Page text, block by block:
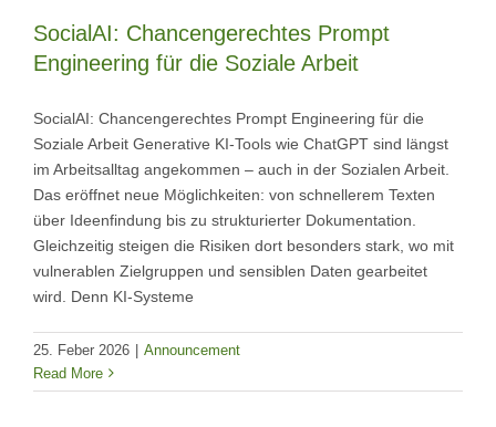
SocialAI: Chancengerechtes Prompt
Engineering für die Soziale Arbeit
SocialAI: Chancengerechtes Prompt Engineering für die
Soziale Arbeit Generative KI-Tools wie ChatGPT sind längst
im Arbeitsalltag angekommen – auch in der Sozialen Arbeit.
Das eröffnet neue Möglichkeiten: von schnellerem Texten
über Ideenfindung bis zu strukturierter Dokumentation.
Gleichzeitig steigen die Risiken dort besonders stark, wo mit
vulnerablen Zielgruppen und sensiblen Daten gearbeitet
wird. Denn KI-Systeme
25. Feber 2026 | Announcement
Read More